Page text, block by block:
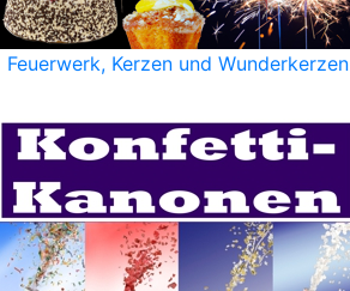
Feuerwerk, Kerzen und Wunderkerzen